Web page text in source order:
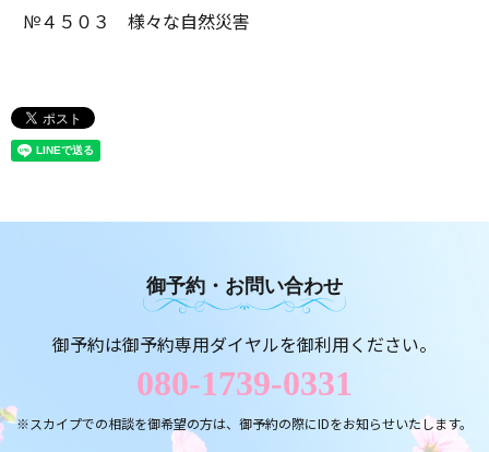
№４５０３ 様々な自然災害
御予約・お問い合わせ
御予約は御予約専用ダイヤルを御利用ください。
080-1739-0331
※スカイプでの相談を御希望の方は、御予約の際にIDをお知らせいたします。